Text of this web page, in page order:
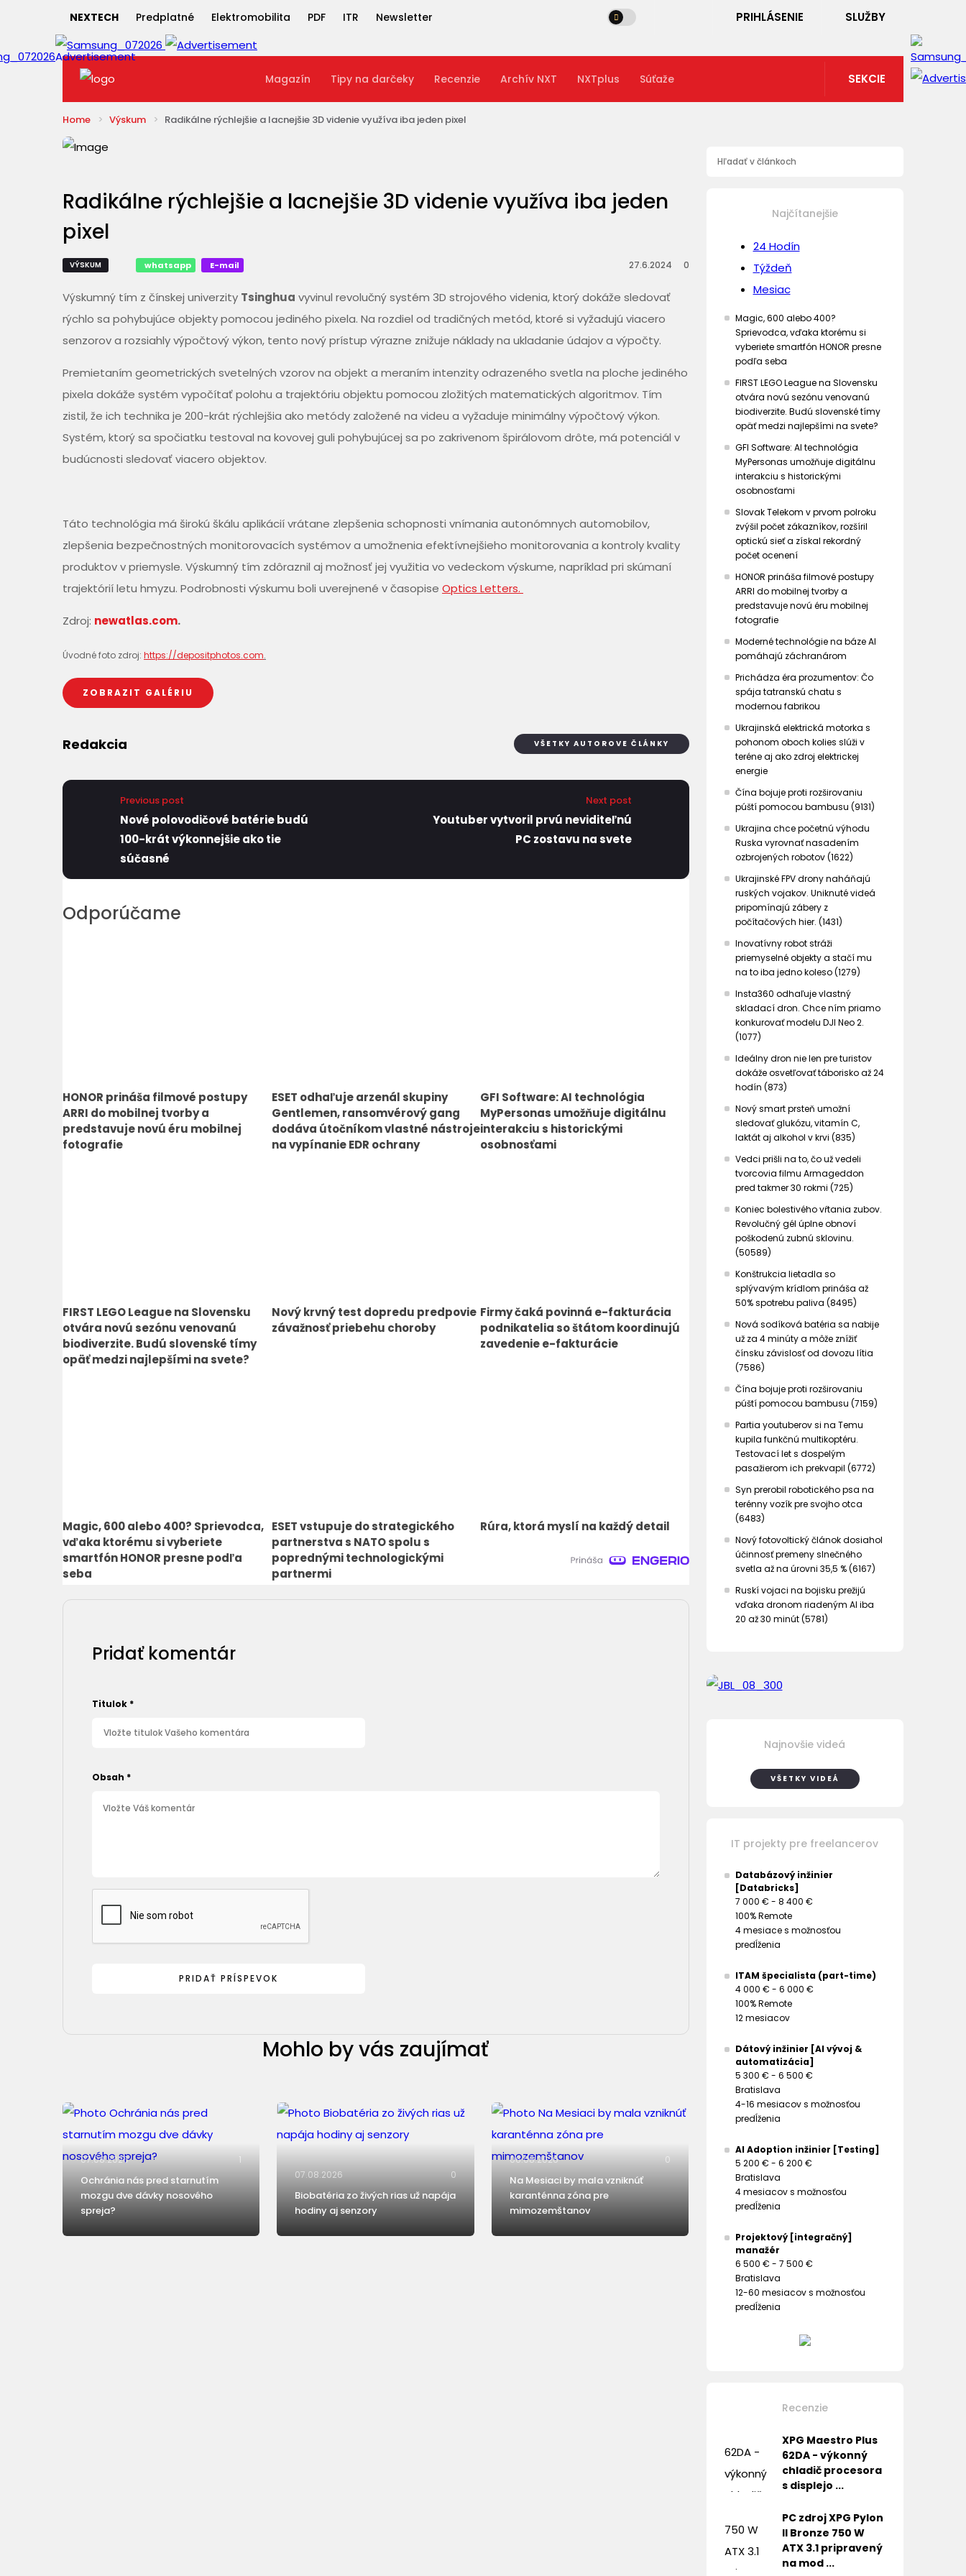
NEXTECH Predplatné Elektromobilita PDF ITR Newsletter PRIHLÁSENIE SLUŽBY
Magazín Tipy na darčeky Recenzie Archív NXT NXTplus Súťaže SEKCIE
Home Výskum Radikálne rýchlejšie a lacnejšie 3D videnie využíva iba jeden pixel
Radikálne rýchlejšie a lacnejšie 3D videnie využíva iba jeden
pixel
VÝSKUM whatsapp E-mail 27.6.2024 0
Výskumný tím z čínskej univerzity Tsinghua vyvinul revolučný systém 3D strojového videnia, ktorý dokáže sledovať
rýchlo sa pohybujúce objekty pomocou jediného pixela. Na rozdiel od tradičných metód, ktoré si vyžadujú viacero
senzorov a rozsiahly výpočtový výkon, tento nový prístup výrazne znižuje náklady na ukladanie údajov a výpočty.
Premietaním geometrických svetelných vzorov na objekt a meraním intenzity odrazeného svetla na ploche jediného
pixela dokáže systém vypočítať polohu a trajektóriu objektu pomocou zložitých matematických algoritmov. Tím
zistil, že ich technika je 200-krát rýchlejšia ako metódy založené na videu a vyžaduje minimálny výpočtový výkon.
Systém, ktorý sa spočiatku testoval na kovovej guli pohybujúcej sa po zakrivenom špirálovom drôte, má potenciál v
budúcnosti sledovať viacero objektov.
Táto technológia má širokú škálu aplikácií vrátane zlepšenia schopnosti vnímania autonómnych automobilov,
zlepšenia bezpečnostných monitorovacích systémov a umožnenia efektívnejšieho monitorovania a kontroly kvality
produktov v priemysle. Výskumný tím zdôraznil aj možnosť jej využitia vo vedeckom výskume, napríklad pri skúmaní
trajektórií letu hmyzu. Podrobnosti výskumu boli uverejnené v časopise Optics Letters.
Zdroj: newatlas.com.
Úvodné foto zdroj: https://depositphotos.com.
ZOBRAZIT GALÉRIU
Redakcia VŠETKY AUTOROVE ČLÁNKY
Previous post
Nové polovodičové batérie budú
100-krát výkonnejšie ako tie
súčasné
Next post
Youtuber vytvoril prvú neviditeľnú
PC zostavu na svete
Odporúčame
HONOR prináša filmové postupy
ARRI do mobilnej tvorby a
predstavuje novú éru mobilnej
fotografie
ESET odhaľuje arzenál skupiny
Gentlemen, ransomvérový gang
dodáva útočníkom vlastné nástroje
na vypínanie EDR ochrany
GFI Software: AI technológia
MyPersonas umožňuje digitálnu
interakciu s historickými
osobnosťami
FIRST LEGO League na Slovensku
otvára novú sezónu venovanú
biodiverzite. Budú slovenské tímy
opäť medzi najlepšími na svete?
Nový krvný test dopredu predpovie
závažnosť priebehu choroby
Firmy čaká povinná e-fakturácia
podnikatelia so štátom koordinujú
zavedenie e-fakturácie
Magic, 600 alebo 400? Sprievodca,
vďaka ktorému si vyberiete
smartfón HONOR presne podľa
seba
ESET vstupuje do strategického
partnerstva s NATO spolu s
poprednými technologickými
partnermi
Rúra, ktorá myslí na každý detail
Pridať komentár
Titulok *
Obsah *
Mohlo by vás zaujímať
07.08.2026 1
Ochránia nás pred starnutím
mozgu dve dávky nosového
spreja?
07.08.2026 0
Biobatéria zo živých rias už napája
hodiny aj senzory
06.08.2026 0
Na Mesiaci by mala vzniknúť
karanténna zóna pre
mimozemštanov
Najčítanejšie
24 Hodín
Týždeň
Mesiac
Magic, 600 alebo 400?
Sprievodca, vďaka ktorému si
vyberiete smartfón HONOR presne
podľa seba
FIRST LEGO League na Slovensku
otvára novú sezónu venovanú
biodiverzite. Budú slovenské tímy
opäť medzi najlepšími na svete?
GFI Software: AI technológia
MyPersonas umožňuje digitálnu
interakciu s historickými
osobnosťami
Slovak Telekom v prvom polroku
zvýšil počet zákazníkov, rozšíril
optickú sieť a získal rekordný
počet ocenení
HONOR prináša filmové postupy
ARRI do mobilnej tvorby a
predstavuje novú éru mobilnej
fotografie
Moderné technológie na báze AI
pomáhajú záchranárom
Prichádza éra prozumentov: Čo
spája tatranskú chatu s
modernou fabrikou
Ukrajinská elektrická motorka s
pohonom oboch kolies slúži v
teréne aj ako zdroj elektrickej
energie
Čína bojuje proti rozširovaniu
púští pomocou bambusu (9131)
Ukrajina chce početnú výhodu
Ruska vyrovnať nasadením
ozbrojených robotov (1622)
Ukrajinské FPV drony naháňajú
ruských vojakov. Uniknuté videá
pripomínajú zábery z
počítačových hier. (1431)
Inovatívny robot stráži
priemyselné objekty a stačí mu
na to iba jedno koleso (1279)
Insta360 odhaľuje vlastný
skladací dron. Chce ním priamo
konkurovať modelu DJI Neo 2.
(1077)
Ideálny dron nie len pre turistov
dokáže osvetľovať táborisko až 24
hodín (873)
Nový smart prsteň umožní
sledovať glukózu, vitamín C,
laktát aj alkohol v krvi (835)
Vedci prišli na to, čo už vedeli
tvorcovia filmu Armageddon
pred takmer 30 rokmi (725)
Koniec bolestivého vŕtania zubov.
Revolučný gél úplne obnoví
poškodenú zubnú sklovinu.
(50589)
Konštrukcia lietadla so
splývavým krídlom prináša až
50% spotrebu paliva (8495)
Nová sodíková batéria sa nabije
už za 4 minúty a môže znížiť
čínsku závislosť od dovozu lítia
(7586)
Čína bojuje proti rozširovaniu
púští pomocou bambusu (7159)
Partia youtuberov si na Temu
kupila funkčnú multikoptéru.
Testovací let s dospelým
pasažierom ich prekvapil (6772)
Syn prerobil robotického psa na
terénny vozík pre svojho otca
(6483)
Nový fotovoltický článok dosiahol
účinnosť premeny slnečného
svetla až na úrovni 35,5 % (6167)
Ruskí vojaci na bojisku prežijú
vďaka dronom riadeným AI iba
20 až 30 minút (5781)
Najnovšie videá
VŠETKY VIDEÁ
IT projekty pre freelancerov
Databázový inžinier
[Databricks]
7 000 € - 8 400 €
100% Remote
4 mesiace s možnosťou
predĺženia
ITAM špecialista (part-time)
4 000 € - 6 000 €
100% Remote
12 mesiacov
Dátový inžinier [AI vývoj &
automatizácia]
5 300 € - 6 500 €
Bratislava
4-16 mesiacov s možnosťou
predĺženia
AI Adoption inžinier [Testing]
5 200 € - 6 200 €
Bratislava
4 mesiacov s možnosťou
predĺženia
Projektový [integračný]
manažér
6 500 € - 7 500 €
Bratislava
12-60 mesiacov s možnosťou
predĺženia
Recenzie
XPG Maestro Plus
62DA - výkonný
chladič procesora
s displejo ...
PC zdroj XPG Pylon
II Bronze 750 W
ATX 3.1 pripravený
na mod ...